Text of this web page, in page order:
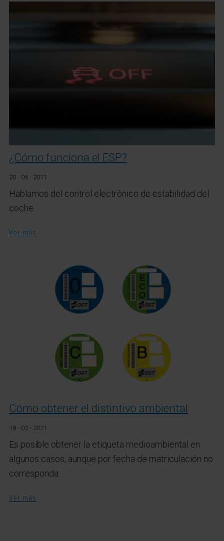
¿Cómo funciona el ESP?
20 - 05 - 2021
Hablamos del control electrónico de estabilidad del
coche.
Ver más
Cómo obtener el distintivo ambiental
18 - 02 - 2021
Es posible obtener la etiqueta medioambiental en
algunos casos, aunque por fecha de matriculación no
corresponda.
Ver más